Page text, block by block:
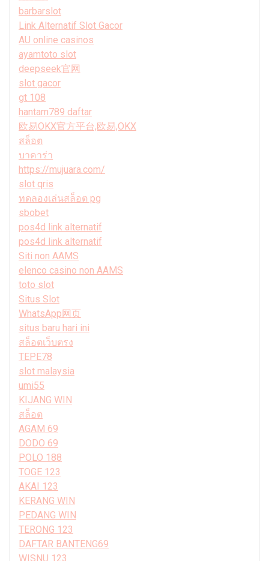
barbarslot
Link Alternatif Slot Gacor
AU online casinos
ayamtoto slot
deepseek官网
slot gacor
gt 108
hantam789 daftar
欧易OKX官方平台,欧易,OKX
สล็อต
บาคาร่า
https://mujuara.com/
slot qris
ทดลองเล่นสล็อต pg
sbobet
pos4d link alternatif
pos4d link alternatif
Siti non AAMS
elenco casino non AAMS
toto slot
Situs Slot
WhatsApp网页
situs baru hari ini
สล็อตเว็บตรง
TEPE78
slot malaysia
umi55
KIJANG WIN
สล็อต
AGAM 69
DODO 69
POLO 188
TOGE 123
AKAI 123
KERANG WIN
PEDANG WIN
TERONG 123
DAFTAR BANTENG69
WISNU 123